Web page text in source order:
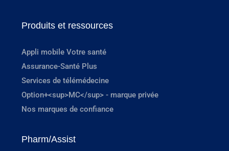
Produits et ressources
Appli mobile Votre santé
Assurance-Santé Plus
Services de télémédecine
Option+<sup>MC</sup> - marque privée
Nos marques de confiance
Pharm/Assist